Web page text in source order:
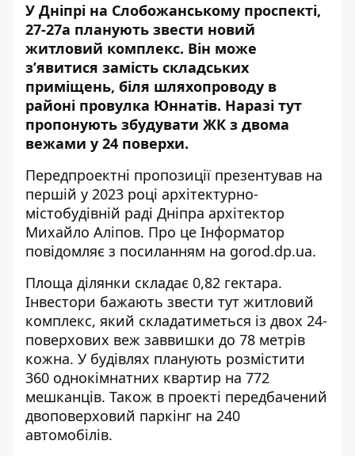
У Дніпрі на Слобожанському проспекті,
27-27а планують звести новий
житловий комплекс. Він може
з’явитися замість складських
приміщень, біля шляхопроводу в
районі провулка Юннатів. Наразі тут
пропонують збудувати ЖК з двома
вежами у 24 поверхи.
Передпроектні пропозиції презентував на
першій у 2023 році архітектурно-
містобудівній раді Дніпра архітектор
Михайло Аліпов. Про це Інформатор
повідомляє з посиланням на gorod.dp.ua.
Площа ділянки складає 0,82 гектара.
Інвестори бажають звести тут житловий
комплекс, який складатиметься із двох 24-
поверхових веж заввишки до 78 метрів
кожна. У будівлях планують розмістити
360 однокімнатних квартир на 772
мешканців. Також в проекті передбачений
двоповерховий паркінг на 240
автомобілів.